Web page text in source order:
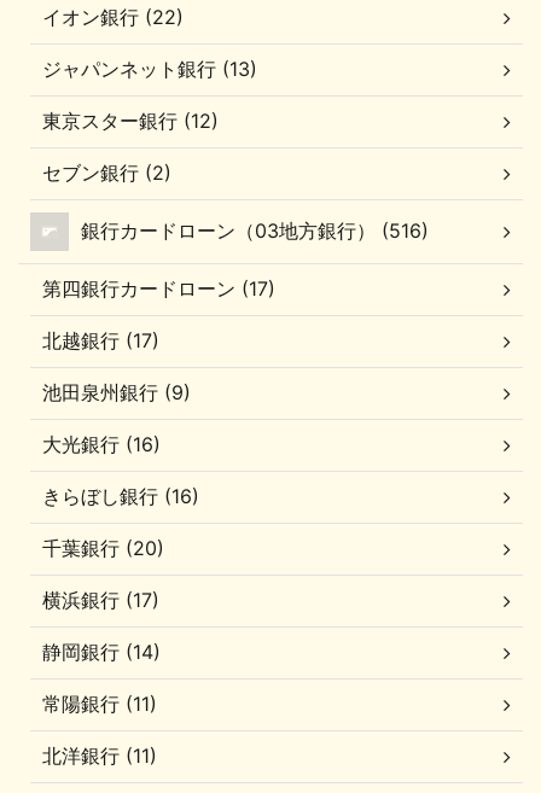
イオン銀行 (22)
ジャパンネット銀行 (13)
東京スター銀行 (12)
セブン銀行 (2)
銀行カードローン（03地方銀行） (516)
第四銀行カードローン (17)
北越銀行 (17)
池田泉州銀行 (9)
大光銀行 (16)
きらぼし銀行 (16)
千葉銀行 (20)
横浜銀行 (17)
静岡銀行 (14)
常陽銀行 (11)
北洋銀行 (11)